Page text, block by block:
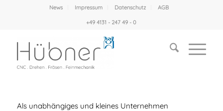
News Impressum Datenschutz AGB
+49 4131 - 247 49 - 0
Als unabhängiges und kleines Unternehmen